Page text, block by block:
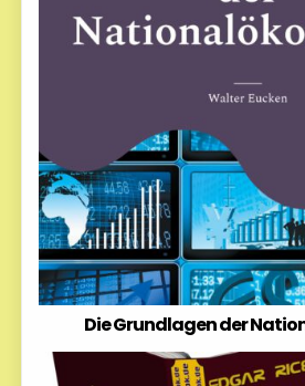
Die Grundlagen der